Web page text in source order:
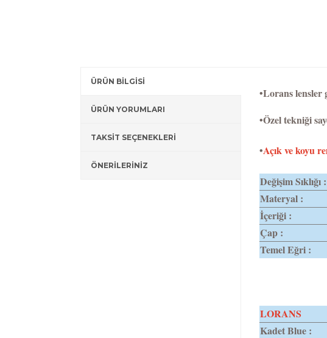
ÜRÜN BİLGİSİ
ÜRÜN YORUMLARI
TAKSİT SEÇENEKLERİ
ÖNERİLERİNİZ
•Lorans lensler
•Özel tekniği
•Açık ve koyu
Değişim Sıklığı :
Materyal :
İçeriği :
Çap :
Temel Eğri :
LORANS
Kadet Blue :